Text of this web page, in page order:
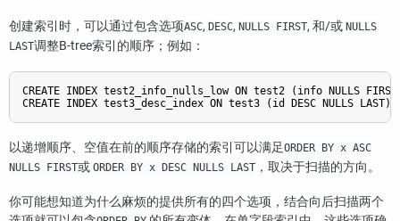
创建索引时，可以通过包含选项ASC, DESC, NULLS FIRST, 和/或 NULLS
LAST调整B-tree索引的顺序；例如：
CREATE INDEX test2_info_nulls_low ON test2 (info NULLS
CREATE INDEX test3_desc_index ON test3 (id DESC NULLS LAST);
以递增顺序、空值在前的顺序存储的索引可以满足ORDER BY x ASC
NULLS FIRST或 ORDER BY x DESC NULLS LAST ，取决于扫描的方向。
你可能想知道为什么麻烦的提供所有的四个选项，结合向后扫描两个